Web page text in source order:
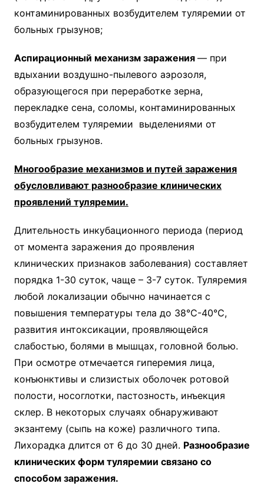
контаминированных возбудителем туляремии от
больных грызунов;
Аспирационный механизм заражения — при
вдыхании воздушно-пылевого аэрозоля,
образующегося при переработке зерна,
перекладке сена, соломы, контаминированных
возбудителем туляремии выделениями от
больных грызунов.
Многообразие механизмов и путей заражения
обусловливают разнообразие клинических
проявлений туляремии.
Длительность инкубационного периода (период
от момента заражения до проявления
клинических признаков заболевания) составляет
порядка 1-30 суток, чаще – 3-7 суток. Туляремия
любой локализации обычно начинается с
повышения температуры тела до 38℃-40℃,
развития интоксикации, проявляющейся
слабостью, болями в мышцах, головной болью.
При осмотре отмечается гиперемия лица,
конъюнктивы и слизистых оболочек ротовой
полости, носоглотки, пастозность, инъекция
склер. В некоторых случаях обнаруживают
экзантему (сыпь на коже) различного типа.
Лихорадка длится от 6 до 30 дней. Разнообразие
клинических форм туляремии связано со
способом заражения.